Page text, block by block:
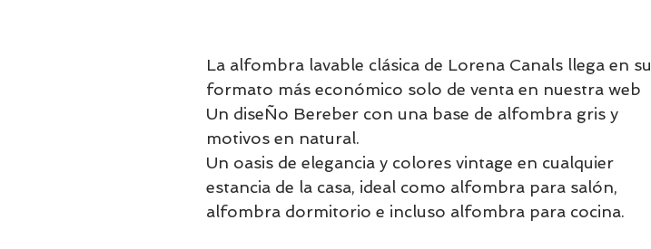
La alfombra lavable clásica de Lorena Canals llega en su
formato más económico solo de venta en nuestra web
Un diseÑo Bereber con una base de alfombra gris y
motivos en natural.
Un oasis de elegancia y colores vintage en cualquier
estancia de la casa, ideal como alfombra para salón,
alfombra dormitorio e incluso alfombra para cocina.